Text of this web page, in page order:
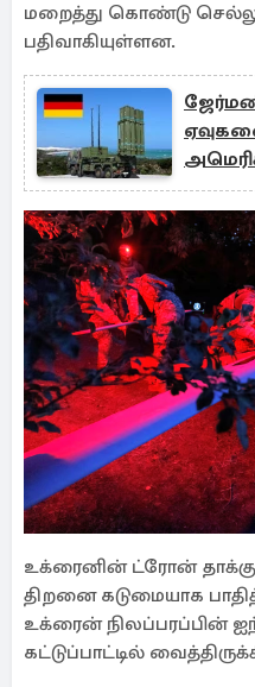
மறைத்து கொண்டு
பதிவாகியுள்ளன.
உக்ரைனின் ட்ரோன்
திறனை கடுமையாக
உக்ரைன் நிலப்பரப்பின்
கட்டுப்பாட்டில்